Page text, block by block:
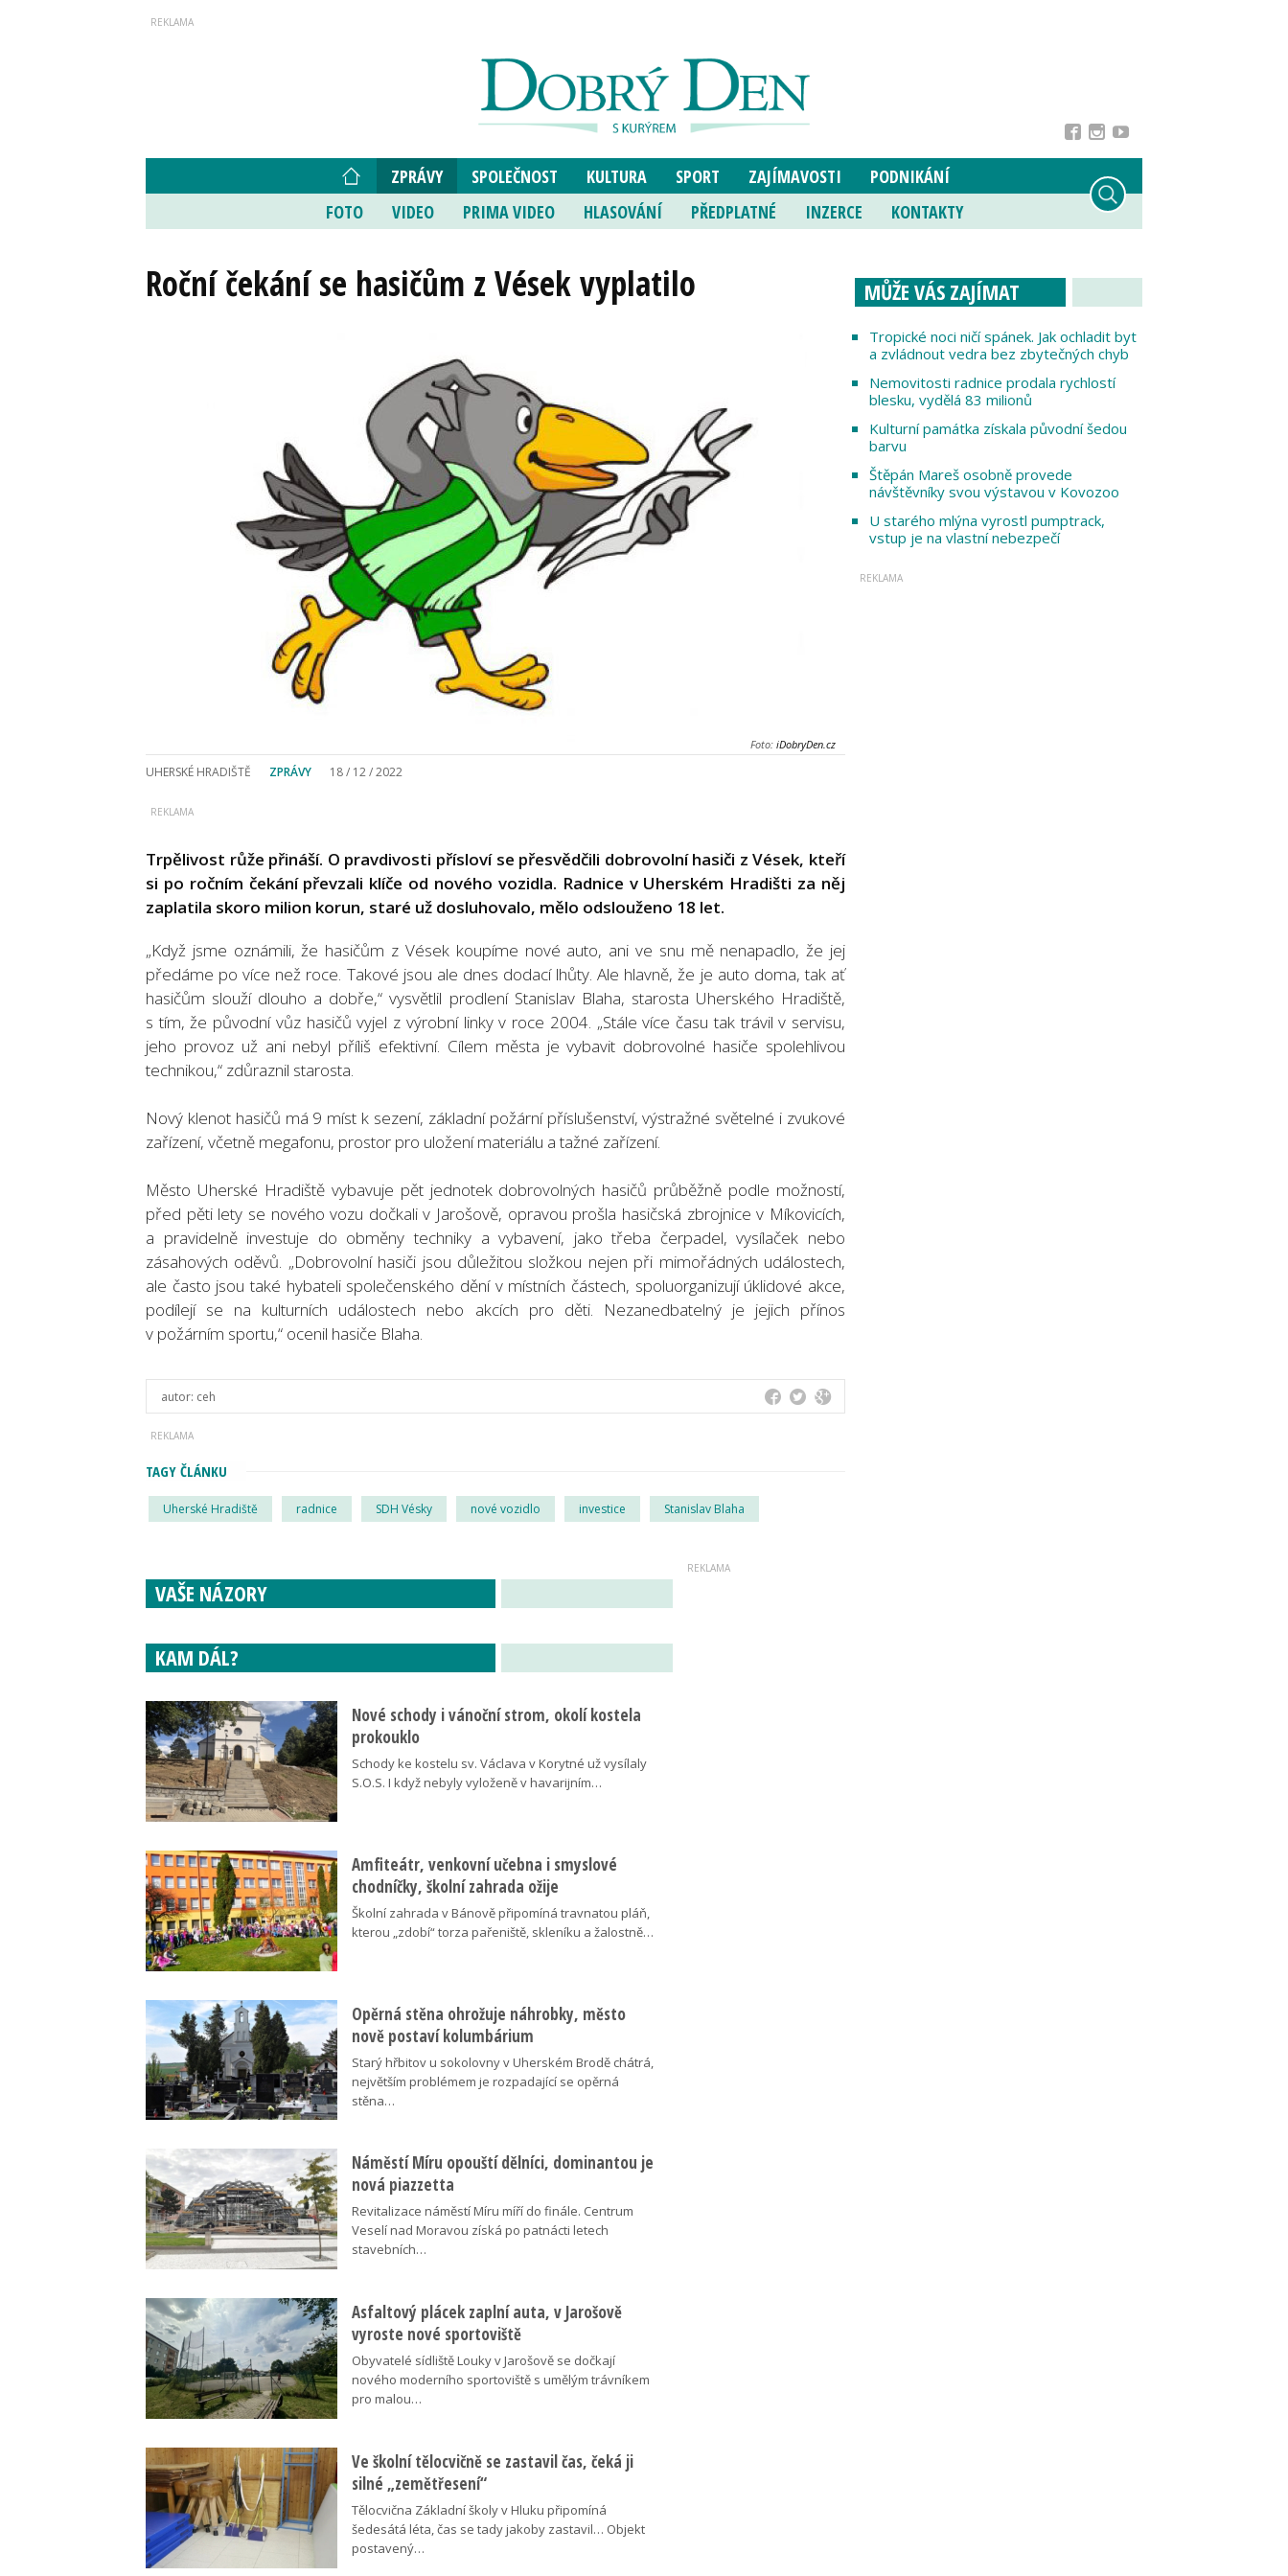
ZPRÁVY SPOLEČNOST KULTURA SPORT ZAJÍMAVOSTI
PODNIKÁNÍ
FOTO
VIDEO PRIMA VIDEO HLASOVÁNÍ PŘEDPLATNÉ INZERCE KONTAKTY
Roční čekání se hasičům z Vések vyplatilo
Foto: iDobryDen.cz
UHERSKÉ HRADIŠTĚ ZPRÁVY 18 / 12 / 2022
Trpělivost růže přináší. O pravdivosti přísloví se přesvědčili dobrovolní hasiči z Vések, kteří
si po ročním čekání převzali klíče od nového vozidla. Radnice v Uherském Hradišti za něj
zaplatila skoro milion korun, staré už dosluhovalo, mělo odslouženo 18 let.
„Když jsme oznámili, že hasičům z Vések koupíme nové auto, ani ve snu mě nenapadlo, že jej
předáme po více než roce. Takové jsou ale dnes dodací lhůty. Ale hlavně, že je auto doma, tak ať
hasičům slouží dlouho a dobře,“ vysvětlil prodlení Stanislav Blaha, starosta Uherského Hradiště,
s tím, že původní vůz hasičů vyjel z výrobní linky v roce 2004. „Stále více času tak trávil v servisu,
jeho provoz už ani nebyl příliš efektivní. Cílem města je vybavit dobrovolné hasiče spolehlivou
technikou,“ zdůraznil starosta.
Nový klenot hasičů má 9 míst k sezení, základní požární příslušenství, výstražné světelné i zvukové
zařízení, včetně megafonu, prostor pro uložení materiálu a tažné zařízení.
Město Uherské Hradiště vybavuje pět jednotek dobrovolných hasičů průběžně podle možností,
před pěti lety se nového vozu dočkali v Jarošově, opravou prošla hasičská zbrojnice v Míkovicích,
a pravidelně investuje do obměny techniky a vybavení, jako třeba čerpadel, vysílaček nebo
zásahových oděvů. „Dobrovolní hasiči jsou důležitou složkou nejen při mimořádných událostech,
ale často jsou také hybateli společenského dění v místních částech, spoluorganizují úklidové akce,
podílejí se na kulturních událostech nebo akcích pro děti. Nezanedbatelný je jejich přínos
v požárním sportu,“ ocenil hasiče Blaha.
autor: ceh
TAGY ČLÁNKU
Uherské Hradiště radnice SDH Vésky nové vozidlo investice Stanislav Blaha
MŮŽE VÁS ZAJÍMAT
Tropické noci ničí spánek. Jak ochladit byt
a zvládnout vedra bez zbytečných chyb
Nemovitosti radnice prodala rychlostí
blesku, vydělá 83 milionů
Kulturní památka získala původní šedou
barvu
Štěpán Mareš osobně provede
návštěvníky svou výstavou v Kovozoo
U starého mlýna vyrostl pumptrack,
vstup je na vlastní nebezpečí
VAŠE NÁZORY
KAM DÁL?
Nové schody i vánoční strom, okolí kostela
prokouklo
Schody ke kostelu sv. Václava v Korytné už vysílaly
S.O.S. I když nebyly vyloženě v havarijním…
Amfiteátr, venkovní učebna i smyslové
chodníčky, školní zahrada ožije
Školní zahrada v Bánově připomíná travnatou pláň,
kterou „zdobí“ torza pařeniště, skleníku a žalostně…
Opěrná stěna ohrožuje náhrobky, město
nově postaví kolumbárium
Starý hřbitov u sokolovny v Uherském Brodě chátrá,
největším problémem je rozpadající se opěrná
stěna…
Náměstí Míru opouští dělníci, dominantou je
nová piazzetta
Revitalizace náměstí Míru míří do finále. Centrum
Veselí nad Moravou získá po patnácti letech
stavebních…
Asfaltový plácek zaplní auta, v Jarošově
vyroste nové sportoviště
Obyvatelé sídliště Louky v Jarošově se dočkají
nového moderního sportoviště s umělým trávníkem
pro malou…
Ve školní tělocvičně se zastavil čas, čeká ji
silné „zemětřesení“
Tělocvična Základní školy v Hluku připomíná
šedesátá léta, čas se tady jakoby zastavil… Objekt
postavený…